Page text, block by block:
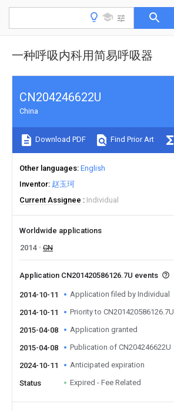
一种呼吸内科用简易呼吸器
CN204246622U
China
Download PDF Find Prior Art
Other languages English
Inventor 赵玉珂
Current Assignee
Individual
Worldwide applications
2014
CN
Application CN201420586126.7U events
2014-10-11 Application filed by Individual
2014-10-11 Priority to CN201420586126.7U
2015-04-08 Application granted
2015-04-08 Publication of CN204246622U
2024-10-11 Anticipated expiration
Status Expired - Fee Related